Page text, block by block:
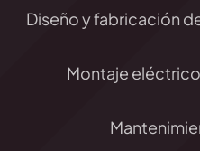
Diseño y fabricación
Montaje